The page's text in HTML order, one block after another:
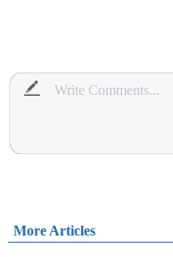
More Articles